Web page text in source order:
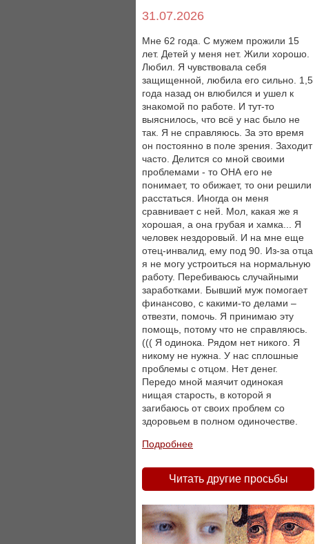
31.07.2026
Мне 62 года. С мужем прожили 15
лет. Детей у меня нет. Жили хорошо.
Любил. Я чувствовала себя
защищенной, любила его сильно. 1,5
года назад он влюбился и ушел к
знакомой по работе. И тут-то
выяснилось, что всё у нас было не
так. Я не справляюсь. За это время
он постоянно в поле зрения. Заходит
часто. Делится со мной своими
проблемами - то ОНА его не
понимает, то обижает, то они решили
расстаться. Иногда он меня
сравнивает с ней. Мол, какая же я
хорошая, а она грубая и хамка... Я
человек нездоровый. И на мне еще
отец-инвалид, ему под 90. Из-за отца
я не могу устроиться на нормальную
работу. Перебиваюсь случайными
заработками. Бывший муж помогает
финансово, с какими-то делами –
отвезти, помочь. Я принимаю эту
помощь, потому что не справляюсь.
((( Я одинока. Рядом нет никого. Я
никому не нужна. У нас сплошные
проблемы с отцом. Нет денег.
Передо мной маячит одинокая
нищая старость, в которой я
загибаюсь от своих проблем со
здоровьем в полном одиночестве.
Подробнее
Читать другие просьбы